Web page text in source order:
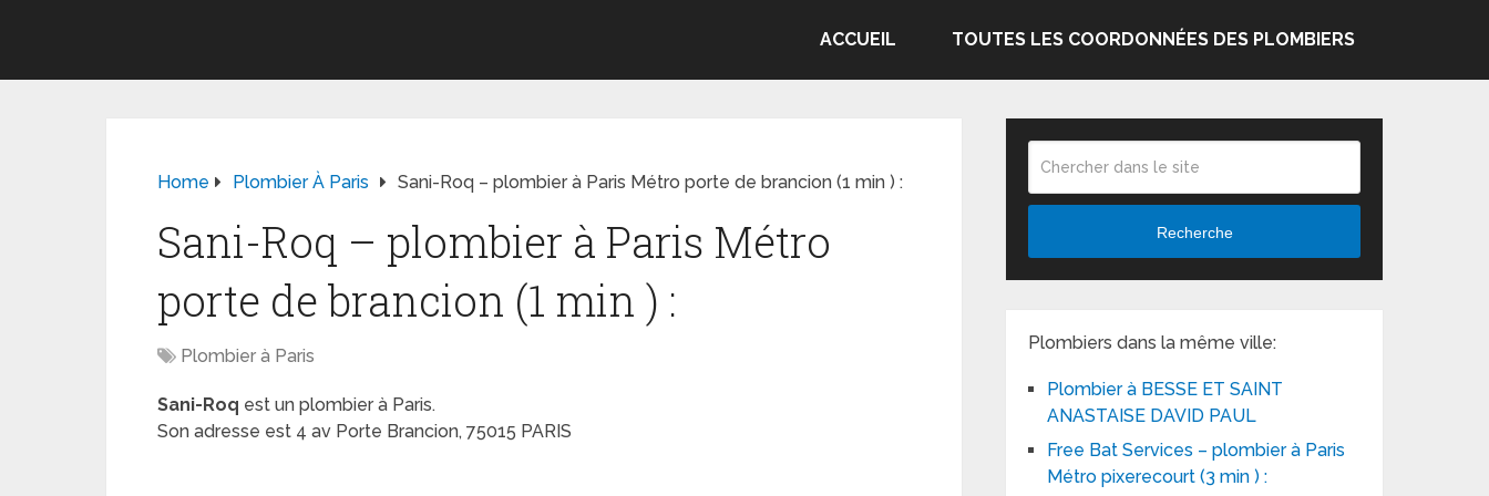
ACCUEIL TOUTES LES COORDONNÉES DES PLOMBIERS
Home Plombier À Paris Sani-Roq – plombier à Paris Métro porte de brancion (1 min ) :
Sani-Roq – plombier à Paris Métro
porte de brancion (1 min ) :
Plombier à Paris
Sani-Roq est un plombier à Paris.
Son adresse est 4 av Porte Brancion, 75015 PARIS
Recherche
Plombiers dans la même ville:
Plombier à BESSE ET SAINT
ANASTAISE DAVID PAUL
Free Bat Services – plombier à Paris
Métro pixerecourt (3 min ) :